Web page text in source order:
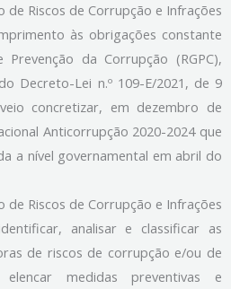
de Riscos de Corrupção e Infrações
às obrigações constante
da Corrupção (RGPC),
Decreto-Lei n.º 109-E/2021, de 9
concretizar, em dezembro de
Anticorrupção 2020-2024 que
a nível governamental em abril do
de Riscos de Corrupção e Infrações
analisar e classificar as
de riscos de corrupção e/ou de
elencar medidas preventivas e